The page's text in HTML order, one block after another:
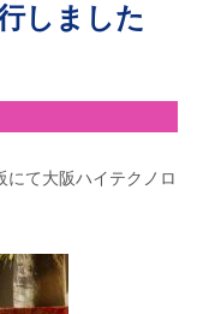
しました
て大阪ハイテクノロ